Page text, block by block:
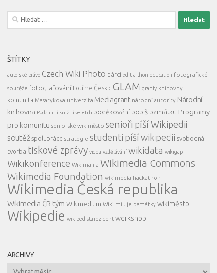
Vyhledávání
ŠTÍTKY
autorské právo Czech Wiki Photo dárci edit-a-thon education fotografické
soutěže fotografování Fotíme Česko GLAM granty knihovny
komunita Masarykova univerzita Mediagrant národní autority Národní
knihovna Podzimní knižní veletrh poděkování popiš památku Programy
pro komunitu seniorské wikiměsto senioři píší Wikipedii
soutěž spolupráce strategie studenti píší wikipedii svobodná
tvorba tiskové zprávy videa vzdělávání wikidata wikigap
Wikikonference Wikimania Wikimedia Commons
Wikimedia Foundation wikimedia hackathon
Wikimedia Česká republika
Wikimedia ČR tým Wikimedium Wiki miluje památky wikiměsto
Wikipedie wikipedista rezident workshop
ARCHIVY
Archivy